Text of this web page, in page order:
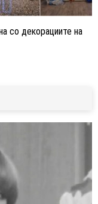
со декорациите на